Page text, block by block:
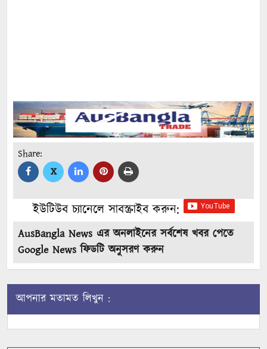
Share:
X
ইউটিউব চ্যানেলে সাবস্ক্রাইব করুন:
AusBangla News এর অনলাইনের সর্বশেষ খবর পেতে
Google News ফিডটি অনুসরণ করুন
আপনার মতামত লিখুন :